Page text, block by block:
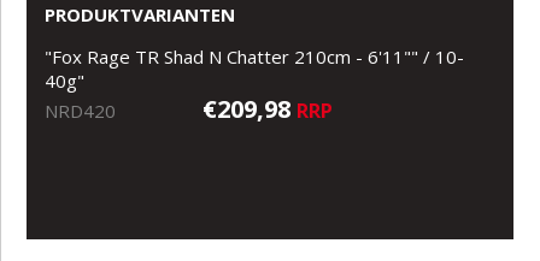
PRODUKTVARIANTEN
"Fox Rage TR Shad N Chatter 210cm - 6'11"" / 10-
40g"
NRD420
€209,98 RRP